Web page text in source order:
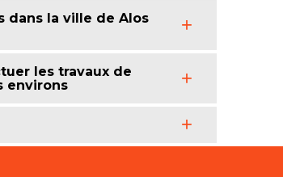
dans la ville de Alos
les travaux de
environs